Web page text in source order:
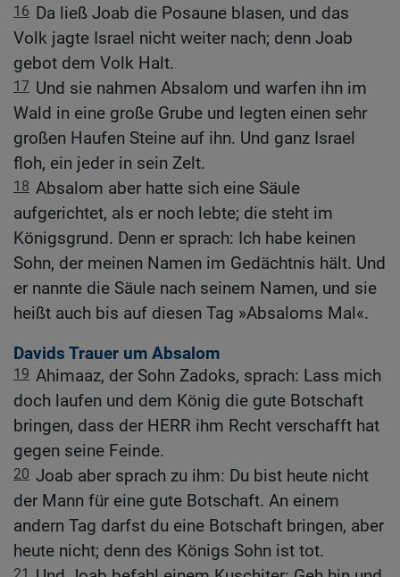
16 Da ließ Joab die Posaune blasen, und das
Volk jagte Israel nicht weiter nach; denn Joab
gebot dem Volk Halt.
17 Und sie nahmen Absalom und warfen ihn im
Wald in eine große Grube und legten einen sehr
großen Haufen Steine auf ihn. Und ganz Israel
floh, ein jeder in sein Zelt.
18 Absalom aber hatte sich eine Säule
aufgerichtet, als er noch lebte; die steht im
Königsgrund. Denn er sprach: Ich habe keinen
Sohn, der meinen Namen im Gedächtnis hält. Und
er nannte die Säule nach seinem Namen, und sie
heißt auch bis auf diesen Tag »Absaloms Mal«.
Davids Trauer um Absalom
19 Ahimaaz, der Sohn Zadoks, sprach: Lass mich
doch laufen und dem König die gute Botschaft
bringen, dass der HERR ihm Recht verschafft hat
gegen seine Feinde.
20 Joab aber sprach zu ihm: Du bist heute nicht
der Mann für eine gute Botschaft. An einem
andern Tag darfst du eine Botschaft bringen, aber
heute nicht; denn des Königs Sohn ist tot.